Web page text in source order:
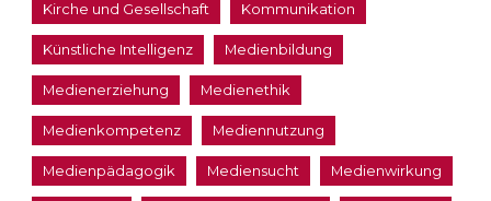
Kirche und Gesellschaft Kommunikation
Künstliche Intelligenz Medienbildung
Medienerziehung Medienethik
Medienkompetenz Mediennutzung
Medienpädagogik Mediensucht Medienwirkung